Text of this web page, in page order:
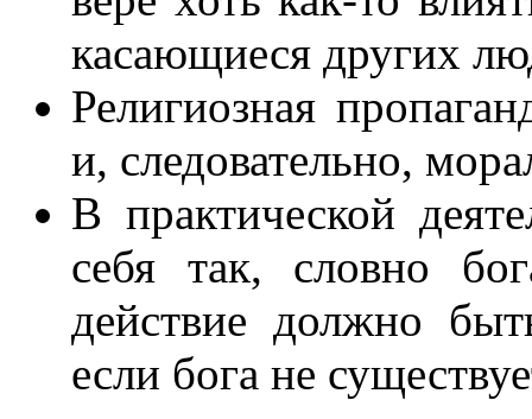
касающиеся других
Религиозная
и, следовательно,
В практической
себя так, словно
действие должно
если бога не